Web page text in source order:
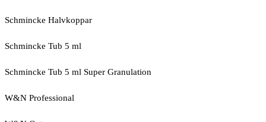
Schmincke Halvkoppar
Schmincke Tub 5 ml
Schmincke Tub 5 ml Super Granulation
W&N Professional